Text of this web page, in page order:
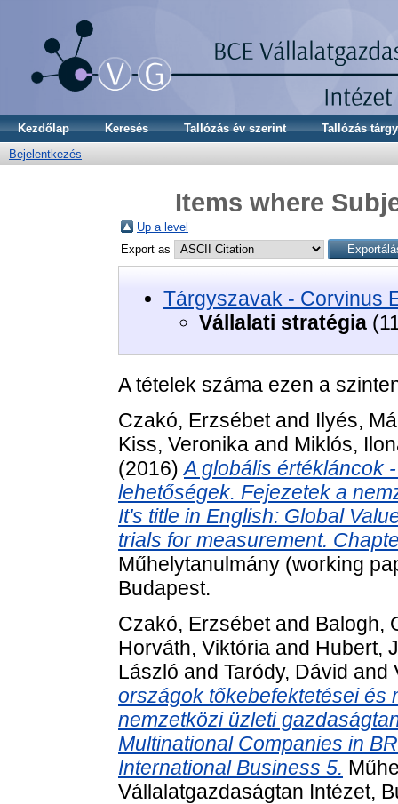
Kezdőlap Keresés Tallózás év szerint
Tallózás
Bejelentkezés
Items where
Up a level
Export as
Tárgyszavak - Corvinus
Vállalati stratégia
A tételek száma ezen a
Czakó, Erzsébetand Ilyés,
Kiss, Veronika and Miklós,
(2016)A globális értékláncok
lehetőségek. Fejezetek a
It's title in English: Global
trials for measurement.
Műhelytanulmány (working
Budapest.
Czakó, Erzsébetand Balogh,
Horváth, Viktória and Hubert,
László and Taródy, Dávid and
országok tőkebefektetései és
nemzetközi üzleti
Multinational Companies in
International Business 5.
Vállalatgazdaságtan Intézet,